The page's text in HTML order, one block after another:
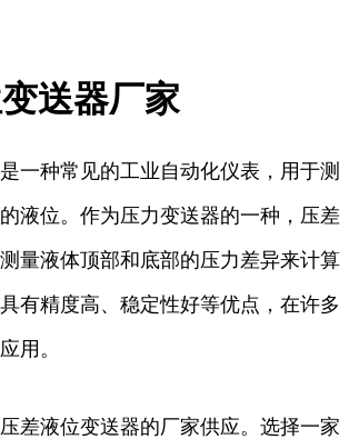
送器厂家
一种常见的工业自动化仪表，用于测
液位。作为压力变送器的一种，压差
量液体顶部和底部的压力差异来计算
有精度高、稳定性好等优点，在许多
用。
差液位变送器的厂家供应。选择一家